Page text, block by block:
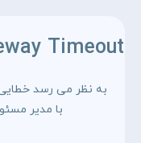
Timeout
به نظر می رسد
با مدیر